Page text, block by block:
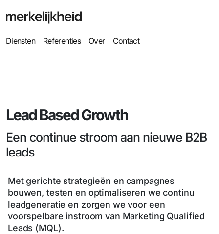
Diensten Referenties Over Contact
Lead Based Growth
Een continue stroom aan nieuwe B2B
leads
Met gerichte strategieën en campagnes
bouwen, testen en optimaliseren we continu
leadgeneratie en zorgen we voor een
voorspelbare instroom van Marketing Qualified
Leads (MQL).